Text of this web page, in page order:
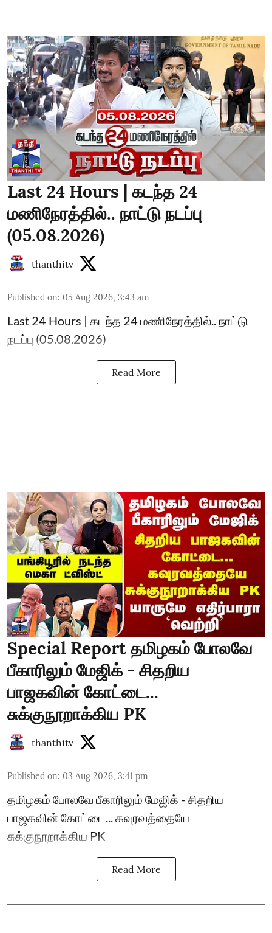
Last 24 Hours | கடந்த 24
மணிநேரத்தில்.. நாட்டு நடப்பு
(05.08.2026)
thanthitv
Published on: 05 Aug 2026, 3:43 am
Last 24 Hours | கடந்த 24 மணிநேரத்தில்.. நாட்டு
நடப்பு (05.08.2026)
Read More
Special Report தமிழகம் போலவே
பீகாரிலும் மேஜிக் - சிதறிய
பாஜகவின் கோட்டை...
சுக்குநூறாக்கிய PK
thanthitv
Published on: 03 Aug 2026, 3:41 pm
தமிழகம் போலவே பீகாரிலும் மேஜிக் - சிதறிய
பாஜகவின் கோட்டை... கவுரவத்தையே
சுக்குநூறாக்கிய PK
Read More